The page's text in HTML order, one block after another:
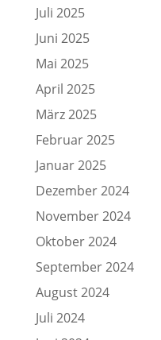
Juli 2025
Juni 2025
Mai 2025
April 2025
März 2025
Februar 2025
Januar 2025
Dezember 2024
November 2024
Oktober 2024
September 2024
August 2024
Juli 2024